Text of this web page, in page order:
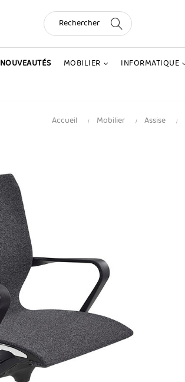
NOUVEAUTÉS MOBILIER INFORMATIQUE
Accueil Mobilier Assise